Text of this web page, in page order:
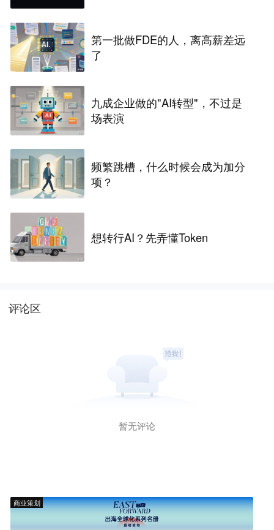
第一批做FDE的人，离高薪差远
了
九成企业做的"AI转型"，不过是
场表演
频繁跳槽，什么时候会成为加分
项？
想转行AI？先弄懂Token
评论区
暂无评论
商业策划